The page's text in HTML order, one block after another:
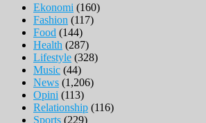
Ekonomi (160)
Fashion (117)
Food (144)
Health (287)
Lifestyle (328)
Music (44)
News (1,206)
Opini (113)
Relationship (116)
Sports (229)